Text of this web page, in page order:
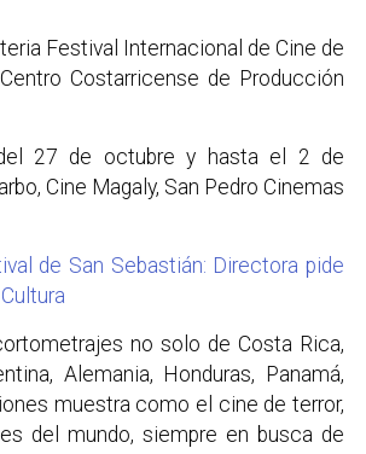
Festival Internacional de Cine de
Costarricense de Producción
27 de octubre y hasta el 2 de
Cine Magaly, San Pedro Cinemas
de San Sebastián: Directora pide
no solo de Costa Rica,
Alemania, Honduras, Panamá,
muestra como el cine de terror,
del mundo, siempre en busca de